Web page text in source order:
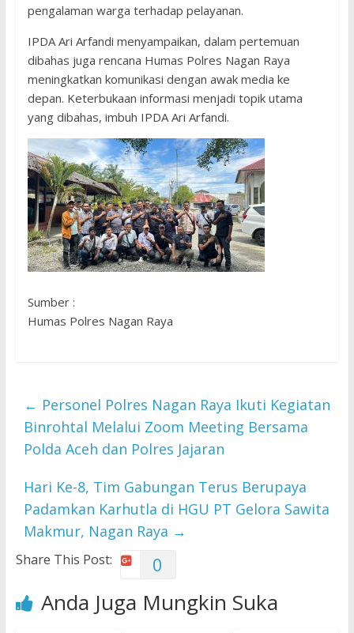
pengalaman warga terhadap pelayanan.
IPDA Ari Arfandi menyampaikan, dalam pertemuan
dibahas juga rencana Humas Polres Nagan Raya
meningkatkan komunikasi dengan awak media ke
depan. Keterbukaan informasi menjadi topik utama
yang dibahas, imbuh IPDA Ari Arfandi.
Sumber :
Humas Polres Nagan Raya
← Personel Polres Nagan Raya Ikuti Kegiatan
Binrohtal Melalui Zoom Meeting Bersama
Polda Aceh dan Polres Jajaran
Hari Ke-8, Tim Gabungan Terus Berupaya
Padamkan Karhutla di HGU PT Gelora Sawita
Makmur, Nagan Raya →
Share This Post: 0
Anda Juga Mungkin Suka